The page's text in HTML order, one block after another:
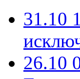
31.10
26.10